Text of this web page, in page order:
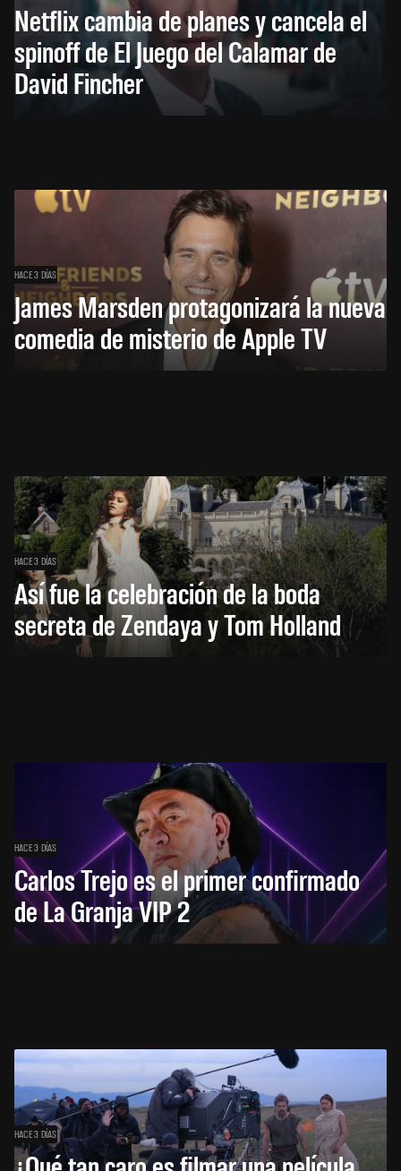
Netflix cambia de planes y cancela el
spinoff de El Juego del Calamar de
David Fincher
HACE 3 DÍAS
James Marsden protagonizará la nueva
comedia de misterio de Apple TV
HACE 3 DÍAS
Así fue la celebración de la boda
secreta de Zendaya y Tom Holland
HACE 3 DÍAS
Carlos Trejo es el primer confirmado
de La Granja VIP 2
HACE 3 DÍAS